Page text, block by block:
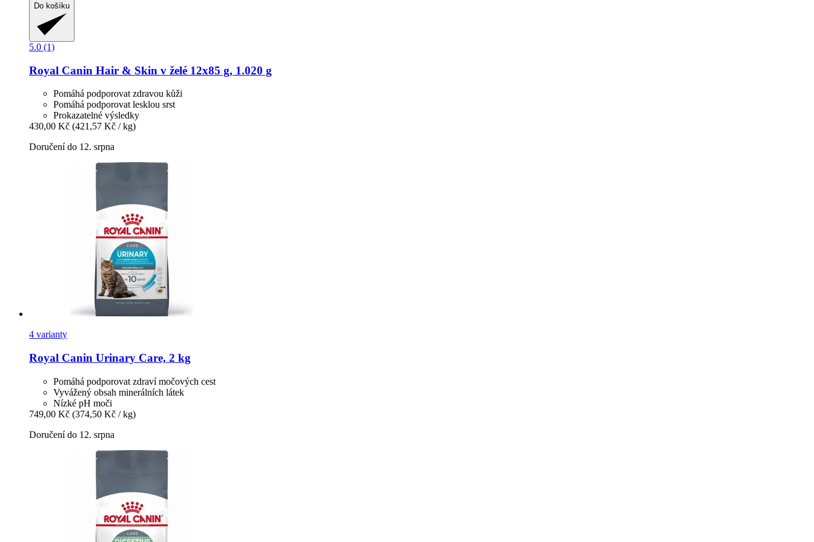
Do košíku
5.0 (1)
Royal Canin Hair & Skin v želé 12x85 g, 1.020 g
Pomáhá podporovat zdravou kůži
Pomáhá podporovat lesklou srst
Prokazatelné výsledky
430,00 Kč (421,57 Kč / kg)
Doručení do 12. srpna
4 varianty
Royal Canin Urinary Care, 2 kg
Pomáhá podporovat zdraví močových cest
Vyvážený obsah minerálních látek
Nízké pH moči
749,00 Kč (374,50 Kč / kg)
Doručení do 12. srpna